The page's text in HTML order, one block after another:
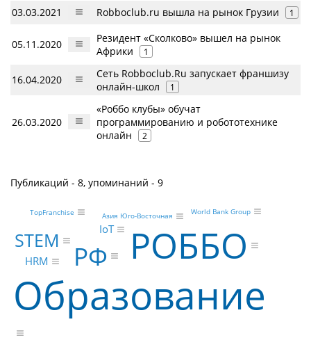
03.03.2021 Robboclub.ru вышла на рынок Грузии 1
05.11.2020
Резидент «Сколково» вышел на рынок
Африки
1
16.04.2020
Сеть Robboclub.Ru запускает франшизу
онлайн-школ
1
26.03.2020
«Роббо клубы» обучат
программированию и робототехнике
онлайн
2
Публикаций - 8, упоминаний - 9
Образование
РОББО
РФ
STEM IoT
HRM
World Bank Group
Азия Юго-Восточная
TopFranchise